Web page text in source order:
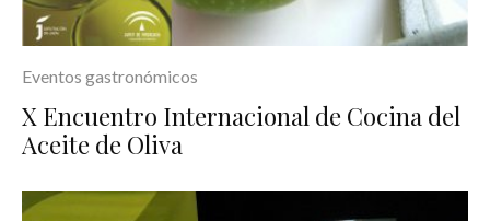
Eventos gastronómicos
X Encuentro Internacional de Cocina del
Aceite de Oliva